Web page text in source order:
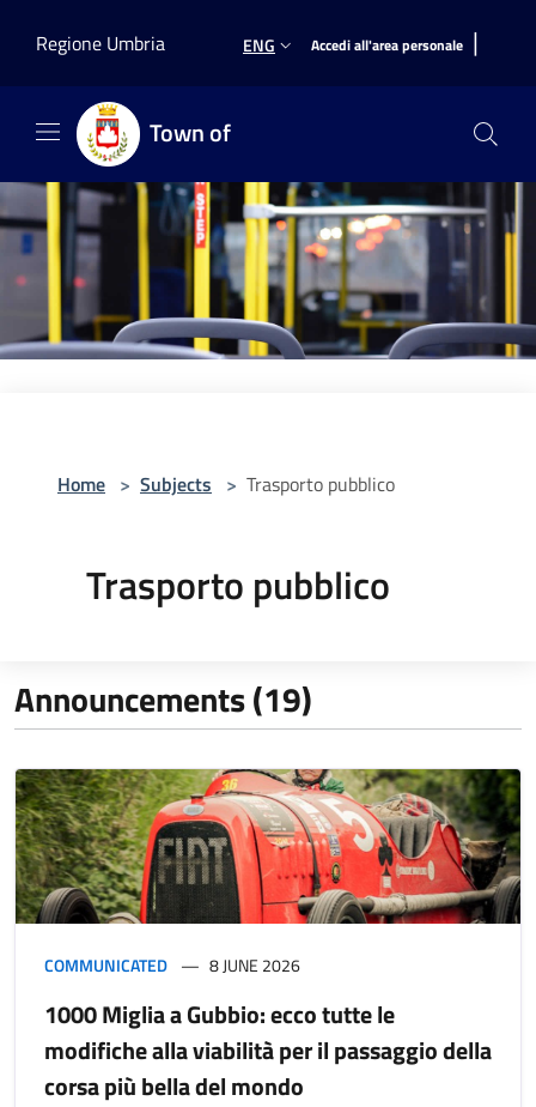
Regione Umbria
ENG Accedi all'area personale |
Town of
Home > Subjects > Trasporto pubblico
Trasporto pubblico
Announcements (19)
COMMUNICATED 8 JUNE 2026
1000 Miglia a Gubbio: ecco tutte le
modifiche alla viabilità per il passaggio della
corsa più bella del mondo